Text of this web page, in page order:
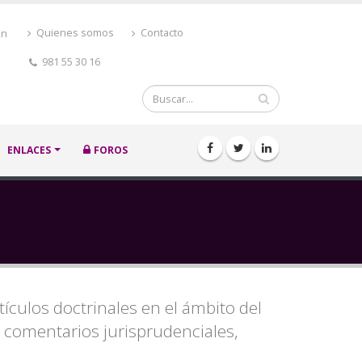
Quienes somos Contacto
981 55 30 16
Buscar
ENLACES FOROS
doctrinales en el ámbito del
jurisprudenciales,